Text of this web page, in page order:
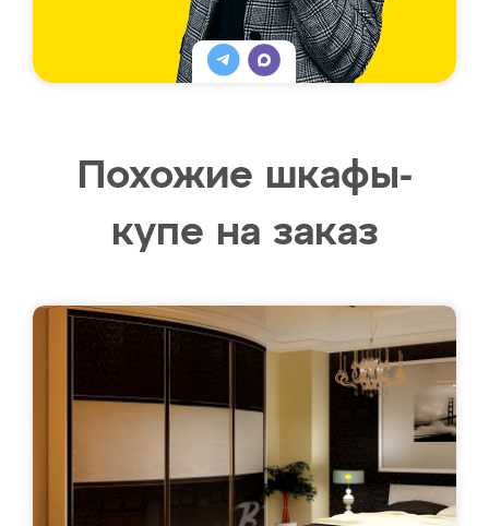
Похожие шкафы-
купе на заказ